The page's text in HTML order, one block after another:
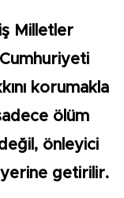
Milletler
korumakla
ölüm
önleyici
getirilir.